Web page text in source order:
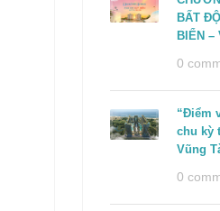
BẤT
BIỂN –
0
“Điểm
chu kỳ
Vũng
0